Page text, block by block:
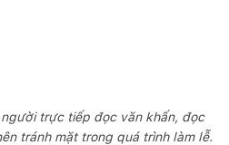
trực tiếp đọc văn khấn, đọc
tránh mặt trong quá trình làm lễ.